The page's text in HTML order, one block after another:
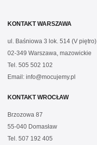
KONTAKT WARSZAWA
ul. Baśniowa 3 lok. 514 (V piętro)
02-349 Warszawa, mazowickie
Tel. 505 502 102
Email: info@mocujemy.pl
KONTAKT WROCŁAW
Brzozowa 87
55-040 Domasław
Tel. 507 192 405